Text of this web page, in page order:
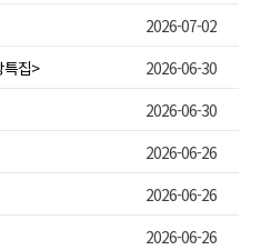
2026-07-02
특집>
2026-06-30
2026-06-30
2026-06-26
2026-06-26
2026-06-26